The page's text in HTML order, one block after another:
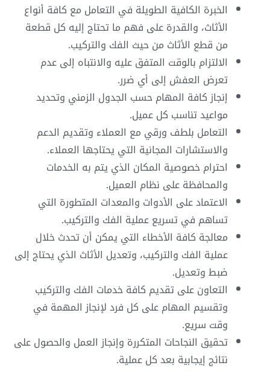
الخبرة الكافية الطويلة في التعامل مع كافة أنواع
الأثاث، والقدرة على فهم ما تحتاج إليه كل قطعة
من قطع الأثاث من حيث الفك والتركيب.
الالتزام بالوقت المتفق عليه والانتباه إلى عدم
تعرض العفش إلى أي ضرر.
إنجاز كافة المهام حسب الجدول الزمني وتحديد
مواعيد تناسب كل عميل.
التعامل بلطف ورقي مع العملاء وتقديم الدعم
والاستشارات المجانية التي يحتاجها العملاء.
احترام خصوصية المكان الذي يتم به الخدمات
والمحافظة على نظام العميل.
الاعتماد على الأدوات والمعدات المتطورة التي
تساهم في تسريع عملية الفك والتركيب.
معالجة كافة الأخطاء التي يمكن أن تحدث خلال
عملية الفك والتركيب، وتعديل الأثاث الذي يحتاج إلى
ضبط وتعديل.
التعاون على تقديم كافة خدمات الفك والتركيب
وتقسيم المهام على كل فرد لإنجاز المهمة في
وقت سريع.
تحقيق النجاحات المتكررة وإنجاز العمل والحصول على
نتائج إيجابية بعد كل عملية.